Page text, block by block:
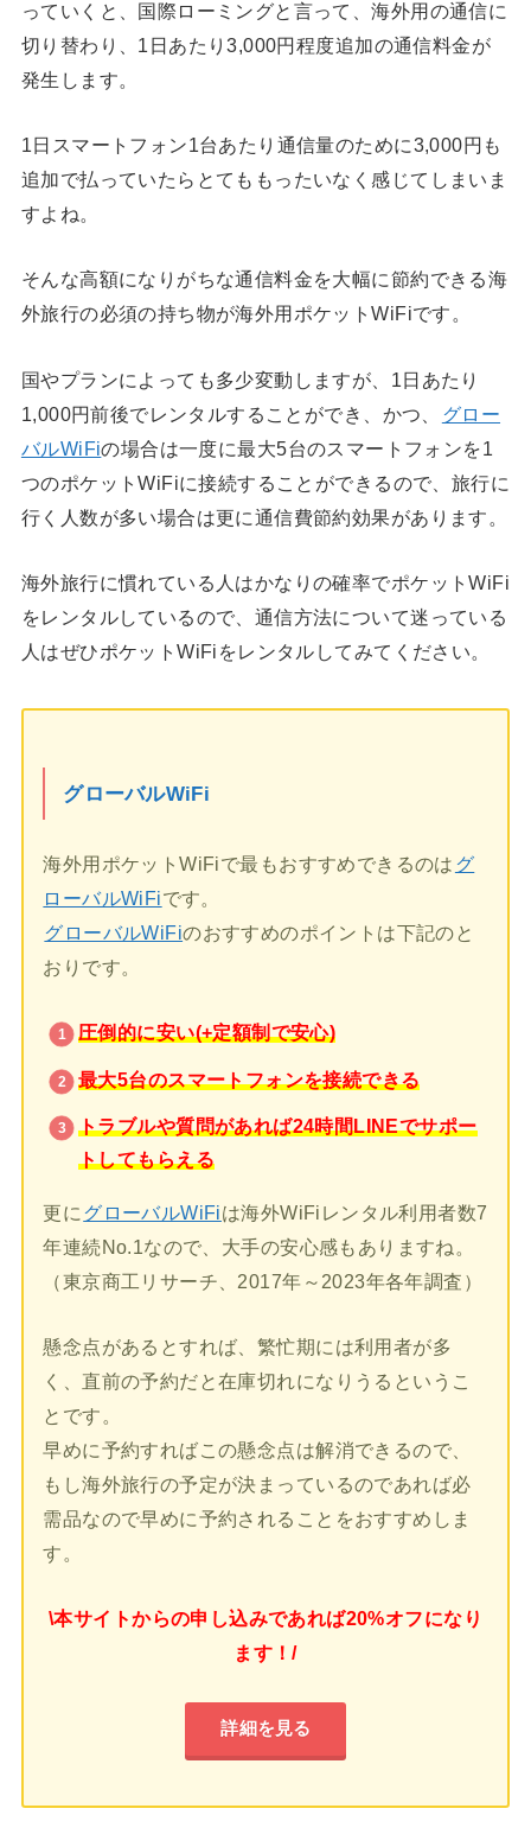
っていくと、国際ローミングと言って、海外用の通信に
切り替わり、1日あたり3,000円程度追加の通信料金が
発生します。
1日スマートフォン1台あたり通信量のために3,000円も
追加で払っていたらとてももったいなく感じてしまいま
すよね。
そんな高額になりがちな通信料金を大幅に節約できる海
外旅行の必須の持ち物が海外用ポケットWiFiです。
国やプランによっても多少変動しますが、1日あたり
1,000円前後でレンタルすることができ、かつ、
グロー
バルWiFiの場合は一度に最大5台のスマートフォンを1
つのポケットWiFiに接続することができるので、旅行に
行く人数が多い場合は更に通信費節約効果があります。
海外旅行に慣れている人はかなりの確率でポケットWiFi
をレンタルしているので、通信方法について迷っている
人はぜひポケットWiFiをレンタルしてみてください。
グローバルWiFi
海外用ポケットWiFiで最もおすすめできるのは グ
ローバルWiFiです。
グローバルWiFiのおすすめのポイントは下記のと
おりです。
圧倒的に安い(+定額制で安心)
最大5台のスマートフォンを接続できる
トラブルや質問があれば24時間LINEでサポー
トしてもらえる
更に グローバルWiFiは海外WiFiレンタル利用者数7
年連続No.1なので、大手の安心感もありますね。
（東京商工リサーチ、2017年～2023年各年調査）
懸念点があるとすれば、繁忙期には利用者が多
く、直前の予約だと在庫切れになりうるというこ
とです。
早めに予約すればこの懸念点は解消できるので、
もし海外旅行の予定が決まっているのであれば必
需品なので早めに予約されることをおすすめしま
す。
\本サイトからの申し込みであれば20%オフになり
ます！/
詳細を見る